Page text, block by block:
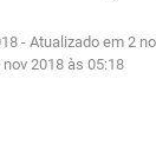
- Atualizado em 2
nov 2018 às 05:18